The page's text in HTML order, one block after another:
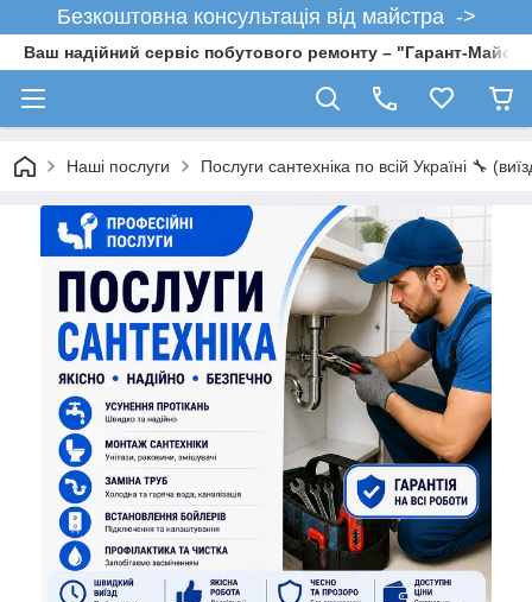
Безкоштовна консультація від майстра ->
Ваш надійний сервіс побутового ремонту – "Гарант-
Наші послуги Послуги сантехніка по всій Україні 🔧